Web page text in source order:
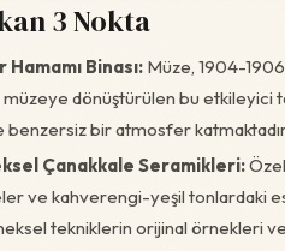
3 Nokta
Hamamı Binası: Müze, 1904-
dönüştürülen bu etkileyici
bir atmosfer
Çanakkale Seramikleri:
ve kahverengi-yeşil tonlardaki
tekniklerin orijinal örnekleri